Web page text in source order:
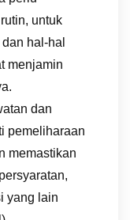
untuk
hal-hal
menjamin
dan
pemeliharaan
memastikan
yang lain